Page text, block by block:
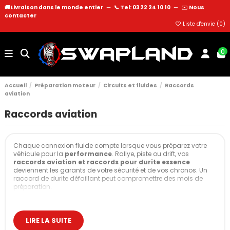
🚚 Livraison dans le monde entier — 📞 Tel: 03 22 24 10 10 — ✉️ Nous
contacter
Liste d'envie (0)
0
Accueil Préparation moteur Circuits et fluides
Raccords
aviation
Raccords aviation
Chaque connexion fluide compte lorsque vous préparez votre
véhicule pour la performance. Rallye, piste ou drift, vos
raccords aviation et raccords pour durite essence
deviennent les garants de votre sécurité et de vos chronos. Un
raccord de durite défaillant peut compromettre des mois de
préparation.
couvre tous les fluides : carburant, freinage, refroidissement,
hydraulique.
LIRE LA SUITE